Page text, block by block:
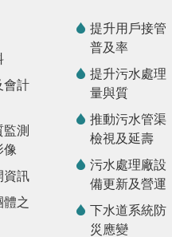
會計
監測
像
資訊
體之
提升用戶接管
普及率
提升污水處理
量與質
推動污水管渠
檢視及延壽
污水處理廠設
備更新及營運
下水道系統防
災應變